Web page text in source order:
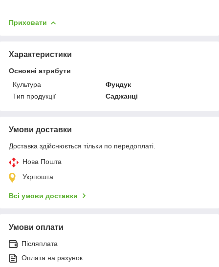
Приховати
Характеристики
Основні атрибути
Культура
Фундук
Тип продукції
Саджанці
Умови доставки
Доставка здійснюється тільки по передоплаті.
Нова Пошта
Укрпошта
Всі умови доставки
Умови оплати
Післяплата
Оплата на рахунок